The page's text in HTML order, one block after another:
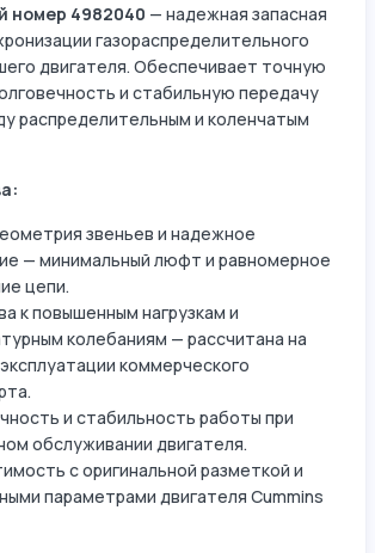
номер 4982040 — надежная запасная
газораспределительного
двигателя. Обеспечивает точную
и стабильную передачу
распределительным и коленчатым
звеньев и надежное
— минимальный люфт и равномерное
цепи.
к повышенным нагрузкам и
колебаниям — рассчитана на
коммерческого
и стабильность работы при
обслуживании двигателя.
с оригинальной разметкой и
параметрами двигателя Cummins